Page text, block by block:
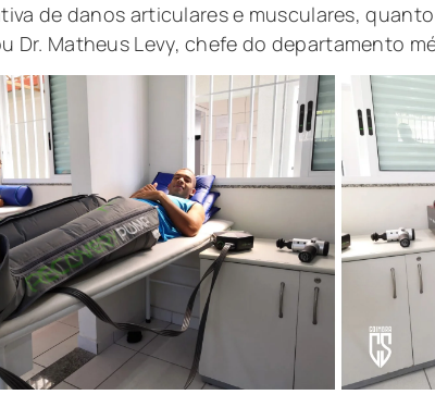
de danos articulares e musculares,
Dr. Matheus Levy, chefe do departamento